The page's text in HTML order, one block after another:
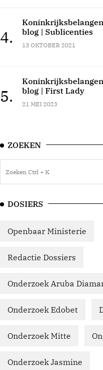
4.
Koninkrijksbelangen
blog | Sublicenties
13 OKTOBER 2021
5.
Koninkrijksbelangen
blog | First Lady
21 MEI 2023
ZOEKEN
DOSIERS
Openbaar Ministerie
Redactie Dossiers
Onderzoek Aruba
Onderzoek Edobet
Onderzoek Mitte
Onderzoek Jasmine